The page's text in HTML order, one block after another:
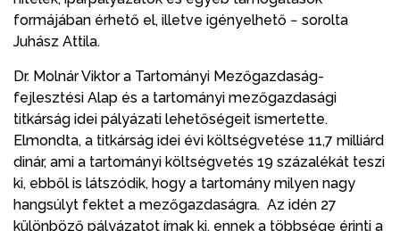
formájában érhető el, illetve igényelhető − sorolta
Juhász Attila.
Dr. Molnár Viktor a Tartományi Mezőgazdaság-
fejlesztési Alap és a tartományi mezőgazdasági
titkárság idei pályázati lehetőségeit ismertette.
Elmondta, a titkárság idei évi költségvetése 11,7 milliárd
dinár, ami a tartományi költségvetés 19 százalékát teszi
ki, ebből is látszódik, hogy a tartomány milyen nagy
hangsúlyt fektet a mezőgazdaságra. Az idén 27
különböző pályázatot írnak ki, ennek a többsége érinti a